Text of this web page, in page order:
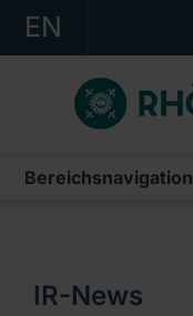
EN
KONZERN
KLINIKEN
KARRIERE
KONTAKT
Bereichsnavigation
Publikationen &
IR-News